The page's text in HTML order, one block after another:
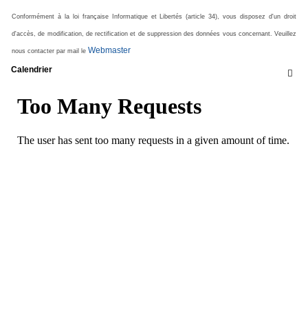
Conformément à la loi française Informatique et Libertés (article 34), vous disposez d'un droit
d'accès, de modification, de rectification et de suppression des données vous concernant. Veuillez
nous contacter par mail le Webmaster

Calendrier